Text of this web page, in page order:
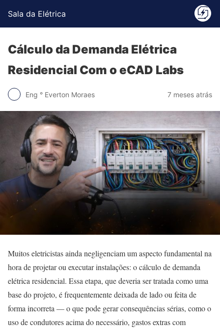
Sala da Elétrica
Cálculo da Demanda Elétrica
Residencial Com o eCAD Labs
Eng ° Everton Moraes 7 meses atrás
Muitos eletricistas ainda negligenciam um aspecto fundamental na
hora de projetar ou executar instalações: o cálculo de demanda
elétrica residencial. Essa etapa, que deveria ser tratada como uma
base do projeto, é frequentemente deixada de lado ou feita de
forma incorreta — o que pode gerar consequências sérias, como o
uso de condutores acima do necessário, gastos extras com